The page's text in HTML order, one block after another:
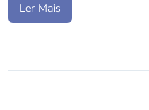
Ler Mais